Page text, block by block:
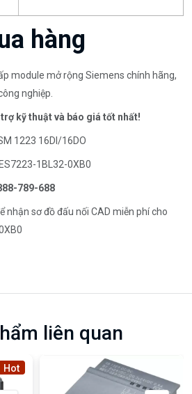
hàng
module mở rộng Siemens chính hãng,
nghiệp.
kỹ thuật và báo giá tốt nhất!
1223 16DI/16DO
1BL32-0XB0
789-688
nhận sơ đồ đấu nối CAD miễn phí cho
liên quan
Hot